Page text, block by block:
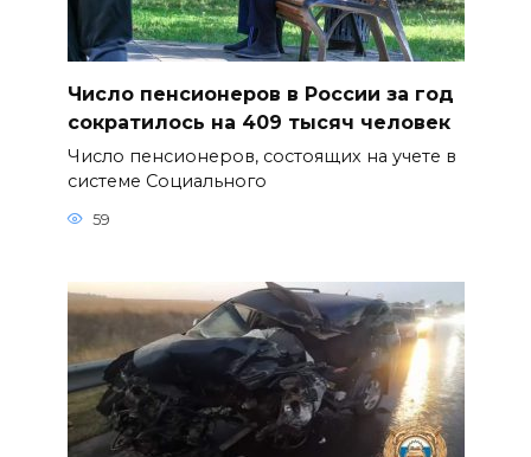
Число пенсионеров в России за год
сократилось на 409 тысяч человек
Число пенсионеров, состоящих на учете в
системе Социального
59